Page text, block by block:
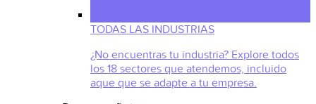
TODAS LAS INDUSTRIAS
¿No encuentras tu industria? Explore todos
los 18 sectores que atendemos, incluido
aque que se adapte a tu empresa.